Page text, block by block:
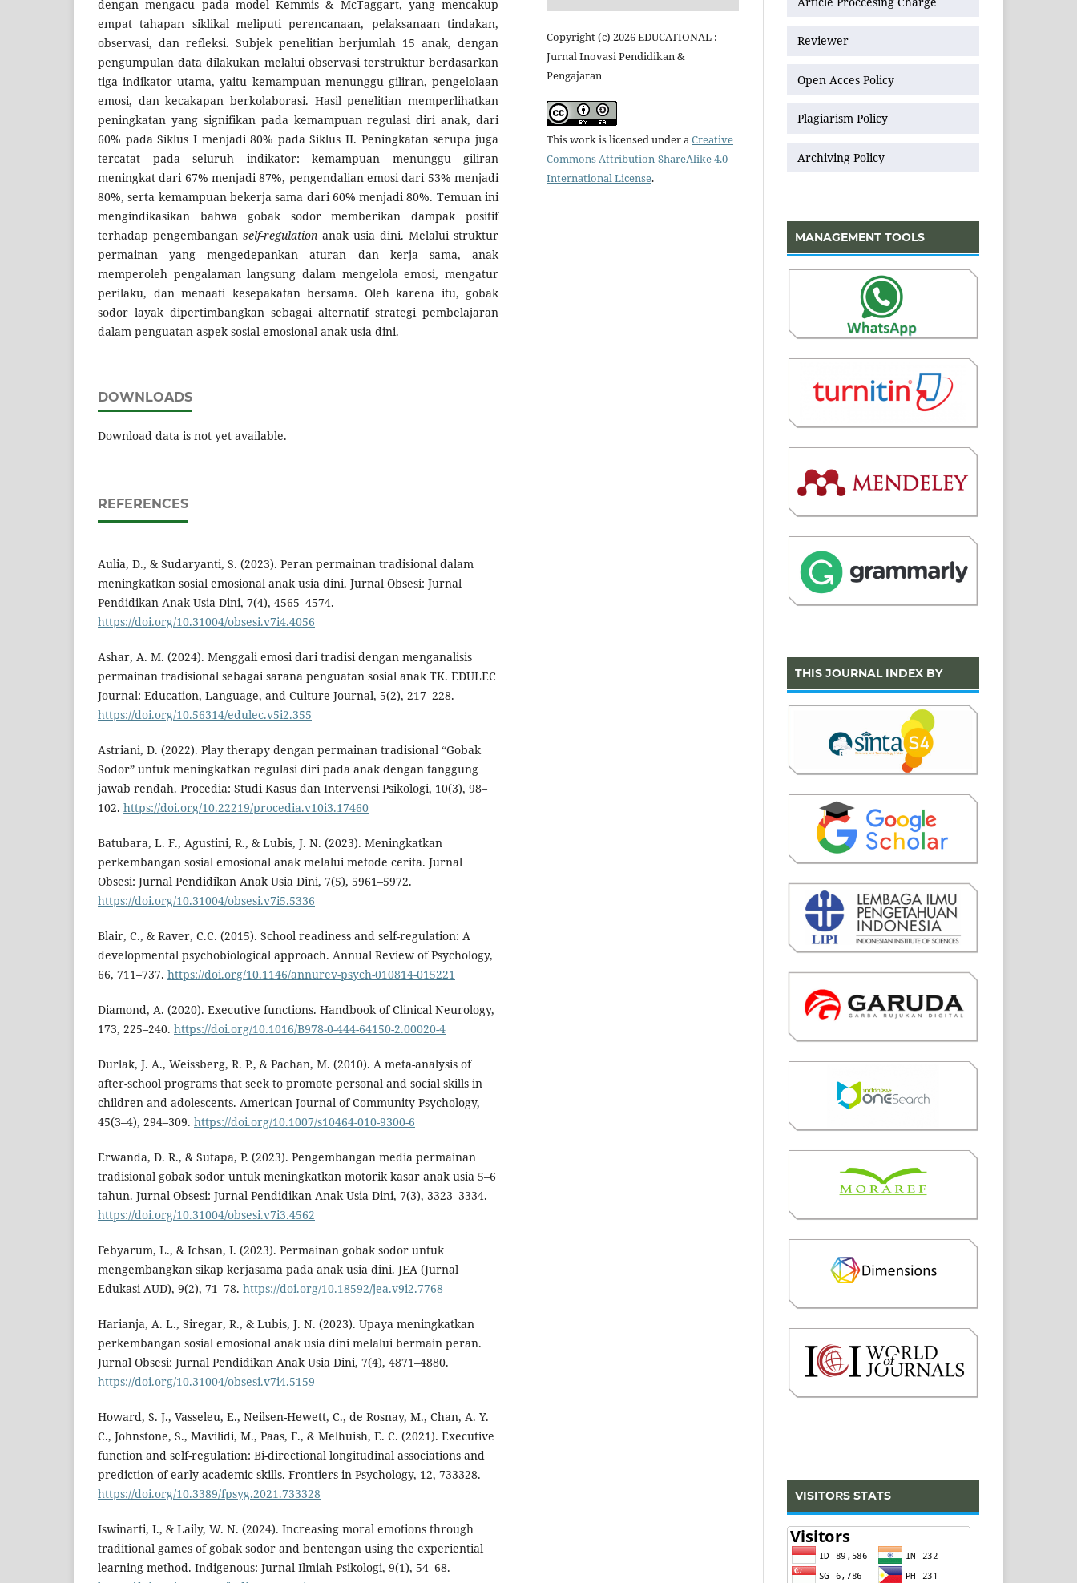
dengan mengacu pada model Kemmis & McTaggart, yang mencakup
empat tahapan siklikal meliputi perencanaan, pelaksanaan tindakan,
observasi, dan refleksi. Subjek penelitian berjumlah 15 anak, dengan
pengumpulan data dilakukan melalui observasi terstruktur berdasarkan
tiga indikator utama, yaitu kemampuan menunggu giliran, pengelolaan
emosi, dan kecakapan berkolaborasi. Hasil penelitian memperlihatkan
peningkatan yang signifikan pada kemampuan regulasi diri anak, dari
60% pada Siklus I menjadi 80% pada Siklus II. Peningkatan serupa juga
tercatat pada seluruh indikator: kemampuan menunggu giliran
meningkat dari 67% menjadi 87%, pengendalian emosi dari 53% menjadi
80%, serta kemampuan bekerja sama dari 60% menjadi 80%. Temuan ini
mengindikasikan bahwa gobak sodor memberikan dampak positif
terhadap pengembangan self-regulation anak usia dini. Melalui struktur
permainan yang mengedepankan aturan dan kerja sama, anak
memperoleh pengalaman langsung dalam mengelola emosi, mengatur
perilaku, dan menaati kesepakatan bersama. Oleh karena itu, gobak
sodor layak dipertimbangkan sebagai alternatif strategi pembelajaran
dalam penguatan aspek sosial-emosional anak usia dini.
DOWNLOADS
Download data is not yet available.
REFERENCES
Aulia, D., & Sudaryanti, S. (2023). Peran permainan tradisional dalam
meningkatkan sosial emosional anak usia dini. Jurnal Obsesi: Jurnal
Pendidikan Anak Usia Dini, 7(4), 4565–4574.
https://doi.org/10.31004/obsesi.v7i4.4056
Ashar, A. M. (2024). Menggali emosi dari tradisi dengan menganalisis
permainan tradisional sebagai sarana penguatan sosial anak TK. EDULEC
Journal: Education, Language, and Culture Journal, 5(2), 217–228.
https://doi.org/10.56314/edulec.v5i2.355
Astriani, D. (2022). Play therapy dengan permainan tradisional “Gobak
Sodor” untuk meningkatkan regulasi diri pada anak dengan tanggung
jawab rendah. Procedia: Studi Kasus dan Intervensi Psikologi, 10(3), 98–
102. https://doi.org/10.22219/procedia.v10i3.17460
Batubara, L. F., Agustini, R., & Lubis, J. N. (2023). Meningkatkan
perkembangan sosial emosional anak melalui metode cerita. Jurnal
Obsesi: Jurnal Pendidikan Anak Usia Dini, 7(5), 5961–5972.
https://doi.org/10.31004/obsesi.v7i5.5336
Blair, C., & Raver, C.C. (2015). School readiness and self-regulation: A
developmental psychobiological approach. Annual Review of Psychology,
66, 711–737. https://doi.org/10.1146/annurev-psych-010814-015221
Diamond, A. (2020). Executive functions. Handbook of Clinical Neurology,
173, 225–240. https://doi.org/10.1016/B978-0-444-64150-2.00020-4
Durlak, J. A., Weissberg, R. P., & Pachan, M. (2010). A meta-analysis of
after-school programs that seek to promote personal and social skills in
children and adolescents. American Journal of Community Psychology,
45(3–4), 294–309. https://doi.org/10.1007/s10464-010-9300-6
Erwanda, D. R., & Sutapa, P. (2023). Pengembangan media permainan
tradisional gobak sodor untuk meningkatkan motorik kasar anak usia 5–6
tahun. Jurnal Obsesi: Jurnal Pendidikan Anak Usia Dini, 7(3), 3323–3334.
https://doi.org/10.31004/obsesi.v7i3.4562
Febyarum, L., & Ichsan, I. (2023). Permainan gobak sodor untuk
mengembangkan sikap kerjasama pada anak usia dini. JEA (Jurnal
Edukasi AUD), 9(2), 71–78. https://doi.org/10.18592/jea.v9i2.7768
Harianja, A. L., Siregar, R., & Lubis, J. N. (2023). Upaya meningkatkan
perkembangan sosial emosional anak usia dini melalui bermain peran.
Jurnal Obsesi: Jurnal Pendidikan Anak Usia Dini, 7(4), 4871–4880.
https://doi.org/10.31004/obsesi.v7i4.5159
Howard, S. J., Vasseleu, E., Neilsen-Hewett, C., de Rosnay, M., Chan, A. Y.
C., Johnstone, S., Mavilidi, M., Paas, F., & Melhuish, E. C. (2021). Executive
function and self-regulation: Bi-directional longitudinal associations and
prediction of early academic skills. Frontiers in Psychology, 12, 733328.
https://doi.org/10.3389/fpsyg.2021.733328
Iswinarti, I., & Laily, W. N. (2024). Increasing moral emotions through
traditional games of gobak sodor and bentengan using the experiential
learning method. Indigenous: Jurnal Ilmiah Psikologi, 9(1), 54–68.
Copyright (c) 2026 EDUCATIONAL :
Jurnal Inovasi Pendidikan &
Pengajaran
This work is licensed under aCreative
Commons Attribution-ShareAlike 4.0
International License.
Reviewer
Open Acces Policy
Plagiarism Policy
Archiving Policy
MANAGEMENT TOOLS
THIS JOURNAL INDEX BY
VISITORS STATS